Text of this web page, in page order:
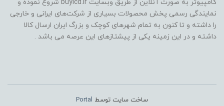
کامپیوتر به صورت آنلاین از طریق وبسایت buylcd.ir شروع نموده و
نمایندگی رسمی پخش محصولات بسیاری از شرکت‌های ایرانی و خارجی
را داشته و تا کنون به تمام شهرهای کوچک و بزرگ ایران ارسال کالا
داشته و در این زمینه یکی از پیشتازهای این عرصه می باشد .
ساخت سایت توسط Portal